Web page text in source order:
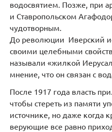
водосвятием. Позже, при
и Ставропольском
чудотворным.
До революции Иверский
своими целебными
называли «жилкой
мнение, что он связан с
После 1917 года власть
чтобы стереть из памяти
источнике, но даже когда
верующие все равно